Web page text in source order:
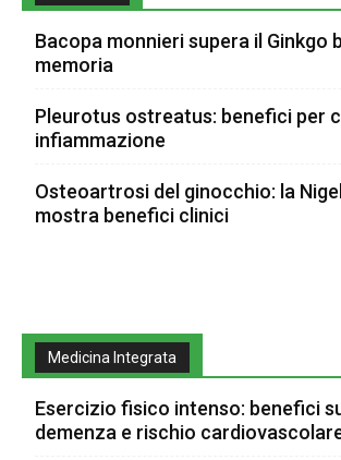
Bacopa monnieri supera il Ginkgo
memoria
Pleurotus ostreatus: benefici per
infiammazione
Osteoartrosi del ginocchio: la
mostra benefici clinici
Medicina Integrata
Esercizio fisico intenso: benefici
demenza e rischio